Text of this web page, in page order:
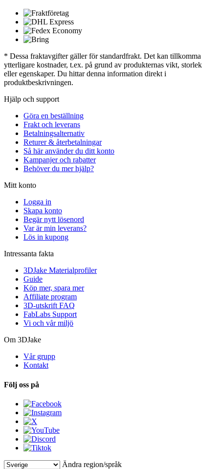
* Dessa fraktavgifter gäller för standardfrakt. Det kan tillkomma
ytterligare kostnader, t.ex. på grund av produkternas vikt, storlek
eller egenskaper. Du hittar denna information direkt i
produktbeskrivningen.
Hjälp och support
Göra en beställning
Frakt och leverans
Betalningsalternativ
Returer & återbetalningar
Så här använder du ditt konto
Kampanjer och rabatter
Behöver du mer hjälp?
Mitt konto
Logga in
Skapa konto
Begär nytt lösenord
Var är min leverans?
Lös in kupong
Intressanta fakta
3DJake Materialprofiler
Guide
Köp mer, spara mer
Affiliate program
3D-utskrift FAQ
FabLabs Support
Vi och vår miljö
Om 3DJake
Vår grupp
Kontakt
Följ oss på
Ändra region/språk